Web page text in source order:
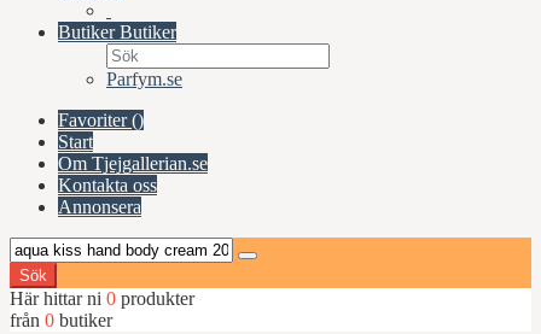
ButikerButiker
Parfym.se
Favoriter ()
Start
Om Tjejgallerian.se
Kontakta oss
Annonsera
Sök
Här hittar ni 0 produkter
från 0 butiker